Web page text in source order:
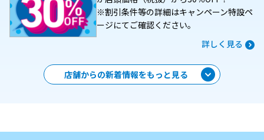
※割引条件等の詳細はキャンペーン特設ペ
ージにてご確認ください。
詳しく見る
店舗からの新着情報をもっと見る